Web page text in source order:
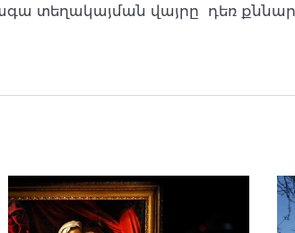
տեղակայման վայրը դեռ